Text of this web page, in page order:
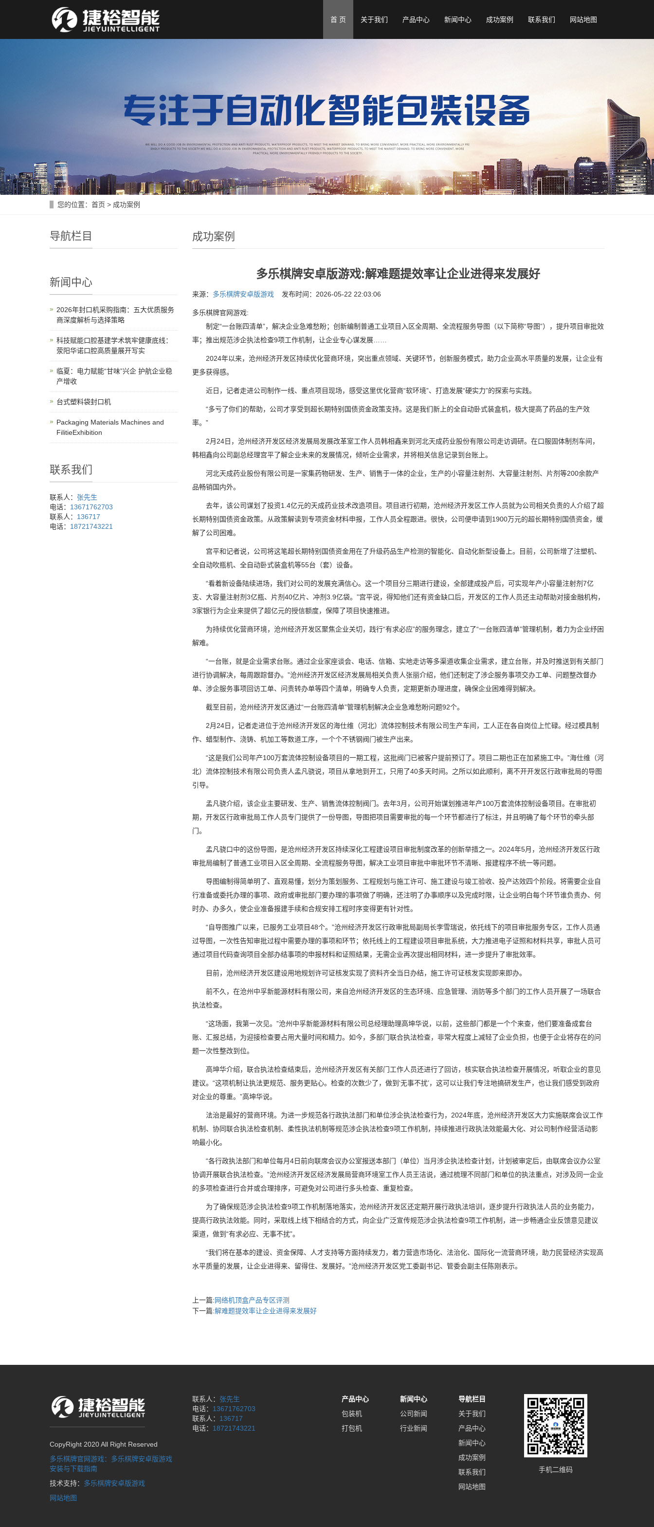
首 页 关于我们 产品中心 新闻中心 成功案例 联系我们 网站地图
您的位置： 首页 > 成功案例
成功案例
多乐棋牌安卓版游戏:解难题提效率让企业进得来发展好
来源： 多乐棋牌安卓版游戏发布时间：2026-05-22 22:03:06
多乐棋牌官网游戏:
制定“一台账四清单”，解决企业急难愁盼；创新编制普通工业项目入区全周期、全流程服务导图（以下简称“导图”），提升项目审批效
率；推出规范涉企执法检查9项工作机制，让企业专心谋发展……
2024年以来，沧州经济开发区持续优化营商环境，突出重点领域、关键环节，创新服务模式，助力企业高水平质量的发展，让企业有
更多获得感。
近日，记者走进公司制作一线、重点项目现场，感受这里优化营商“软环境”、打造发展“硬实力”的探索与实践。
“多亏了你们的帮助，公司才享受到超长期特别国债资金政策支持。这是我们新上的全自动卧式装盒机，极大提高了药品的生产效
率。”
2月24日，沧州经济开发区经济发展局发展改革室工作人员韩相鑫来到河北天成药业股份有限公司走访调研。在口服固体制剂车间，
韩相鑫向公司副总经理宫平了解企业未来的发展情况，倾听企业需求，并将相关信息记录到台账上。
河北天成药业股份有限公司是一家集药物研发、生产、销售于一体的企业，生产的小容量注射剂、大容量注射剂、片剂等200余款产
品畅销国内外。
去年，该公司谋划了投资1.4亿元的天成药业技术改造项目。项目进行初期，沧州经济开发区工作人员就为公司相关负责的人介绍了超
长期特别国债资金政策。从政策解读到专项资金材料申报，工作人员全程跟进。很快，公司便申请到1900万元的超长期特别国债资金，缓
解了公司困难。
宫平和记者说，公司将这笔超长期特别国债资金用在了升级药品生产检测的智能化、自动化新型设备上。目前，公司新增了注塑机、
全自动吹瓶机、全自动卧式装盒机等55台（套）设备。
“看着新设备陆续进场，我们对公司的发展充满信心。这一个项目分三期进行建设，全部建成投产后，可实现年产小容量注射剂7亿
支、大容量注射剂3亿瓶、片剂40亿片、冲剂3.9亿袋。”宫平说，得知他们还有资金缺口后，开发区的工作人员还主动帮助对接金融机构，
3家银行为企业来提供了超亿元的授信额度，保障了项目快速推进。
为持续优化营商环境，沧州经济开发区聚焦企业关切，践行“有求必应”的服务理念，建立了“一台账四清单”管理机制，着力为企业纾困
解难。
“一台账，就是企业需求台账。通过企业家座谈会、电话、信箱、实地走访等多渠道收集企业需求，建立台账，并及时推送到有关部门
进行协调解决，每周跟踪督办。”沧州经济开发区经济发展局相关负责人张丽介绍，他们还制定了涉企服务事项交办工单、问题整改督办
单、涉企服务事项回访工单、问责转办单等四个清单，明确专人负责，定期更新办理进度，确保企业困难得到解决。
截至目前，沧州经济开发区通过“一台账四清单”管理机制解决企业急难愁盼问题92个。
2月24日，记者走进位于沧州经济开发区的海仕维（河北）流体控制技术有限公司生产车间，工人正在各自岗位上忙碌。经过模具制
作、蜡型制作、浇铸、机加工等数道工序，一个个不锈钢阀门被生产出来。
“这是我们公司年产100万套流体控制设备项目的一期工程，这批阀门已被客户提前预订了。项目二期也正在加紧施工中。”海仕维（河
北）流体控制技术有限公司负责人孟凡骁说，项目从拿地到开工，只用了40多天时间。之所以如此顺利，离不开开发区行政审批局的导图
引导。
孟凡骁介绍，该企业主要研发、生产、销售流体控制阀门。去年3月，公司开始谋划推进年产100万套流体控制设备项目。在审批初
期，开发区行政审批局工作人员专门提供了一份导图，导图把项目需要审批的每一个环节都进行了标注，并且明确了每个环节的牵头部
门。
孟凡骁口中的这份导图，是沧州经济开发区持续深化工程建设项目审批制度改革的创新举措之一。2024年5月，沧州经济开发区行政
审批局编制了普通工业项目入区全周期、全流程服务导图，解决工业项目审批中审批环节不清晰、报建程序不统一等问题。
导图编制得简单明了、直观易懂，划分为策划服务、工程规划与施工许可、施工建设与竣工验收、投产达效四个阶段。将需要企业自
行准备或委托办理的事项、政府或审批部门要办理的事项做了明确，还注明了办事顺序以及完成时限，让企业明白每个环节谁负责办、何
时办、办多久，使企业准备报建手续和合规安排工程时序变得更有针对性。
“自导图推广以来，已服务工业项目48个。”沧州经济开发区行政审批局副局长李雪瑞说，依托线下的项目审批服务专区，工作人员通
过导图，一次性告知审批过程中需要办理的事项和环节；依托线上的工程建设项目审批系统，大力推进电子证照和材料共享，审批人员可
通过项目代码查询项目全部办结事项的申报材料和证照结果，无需企业再次提出相同材料，进一步提升了审批效率。
目前，沧州经济开发区建设用地规划许可证核发实现了资料齐全当日办结，施工许可证核发实现即来即办。
前不久，在沧州中孚新能源材料有限公司，来自沧州经济开发区的生态环境、应急管理、消防等多个部门的工作人员开展了一场联合
执法检查。
“这场面，我第一次见。”沧州中孚新能源材料有限公司总经理助理高坤华说，以前，这些部门都是一个个来查，他们要准备成套台
账、汇报总结，为迎接检查要占用大量时间和精力。如今，多部门联合执法检查，非常大程度上减轻了企业负担，也便于企业将存在的问
题一次性整改到位。
高坤华介绍，联合执法检查结束后，沧州经济开发区有关部门工作人员还进行了回访，核实联合执法检查开展情况，听取企业的意见
建议。“这项机制让执法更规范、服务更贴心。检查的次数少了，做到‘无事不扰’，这可以让我们专注地搞研发生产，也让我们感受到政府
对企业的尊重。”高坤华说。
法治是最好的营商环境。为进一步规范各行政执法部门和单位涉企执法检查行为，2024年底，沧州经济开发区大力实施联席会议工作
机制、协同联合执法检查机制、柔性执法机制等规范涉企执法检查9项工作机制，持续推进行政执法效能最大化、对公司制作经营活动影
响最小化。
“各行政执法部门和单位每月4日前向联席会议办公室报送本部门（单位）当月涉企执法检查计划，计划被审定后，由联席会议办公室
协调开展联合执法检查。”沧州经济开发区经济发展局营商环境室工作人员王洁说，通过梳理不同部门和单位的执法重点，对涉及同一企业
的多项检查进行合并或合理排序，可避免对公司进行多头检查、重复检查。
为了确保规范涉企执法检查9项工作机制落地落实，沧州经济开发区还定期开展行政执法培训，逐步提升行政执法人员的业务能力，
提高行政执法效能。同时，采取线上线下相结合的方式，向企业广泛宣传规范涉企执法检查9项工作机制，进一步畅通企业反馈意见建议
渠道，做到“有求必应、无事不扰”。
“我们将在基本的建设、资金保障、人才支持等方面持续发力，着力营造市场化、法治化、国际化一流营商环境，助力民营经济实现高
水平质量的发展，让企业进得来、留得住、发展好。”沧州经济开发区党工委副书记、管委会副主任陈刚表示。
上一篇:网络机顶盒产品专区评测
下一篇:解难题提效率让企业进得来发展好
导航栏目
新闻中心
2026年封口机采购指南：五大优质服务
商深度解析与选择策略
科技赋能口腔基建学术筑牢健康底线：
荥阳华诺口腔高质量展开写实
临夏：电力赋能“甘味”兴企 护航企业稳
产增收
台式塑料袋封口机
Packaging Materials Machines and
FilitieExhibition
联系我们
联系人： 张先生
电话： 13671762703
联系人： 136717
电话： 18721743221
CopyRight 2020 All Right Reserved
多乐棋牌官网游戏：多乐棋牌安卓版游戏
安装与下载指南
技术支持： 多乐棋牌安卓版游戏
网站地图
联系人： 张先生
电话： 13671762703
联系人： 136717
电话： 18721743221
产品中心
包装机
打包机
新闻中心
公司新闻
行业新闻
导航栏目
关于我们
产品中心
新闻中心
成功案例
联系我们
网站地图
手机二维码